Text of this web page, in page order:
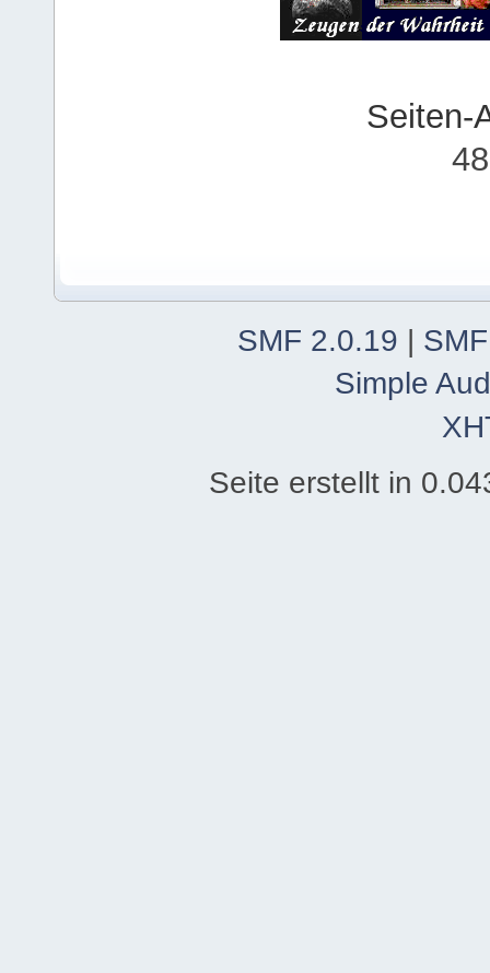
Seiten-
SMF 2.0.19
Simple
Seite erstellt in